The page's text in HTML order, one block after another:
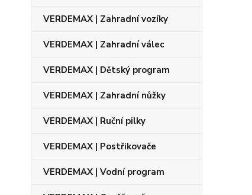
VERDEMAX | Zahradní vozíky
VERDEMAX | Zahradní válec
VERDEMAX | Dětský program
VERDEMAX | Zahradní nůžky
VERDEMAX | Ruční pilky
VERDEMAX | Postřikovače
VERDEMAX | Vodní program